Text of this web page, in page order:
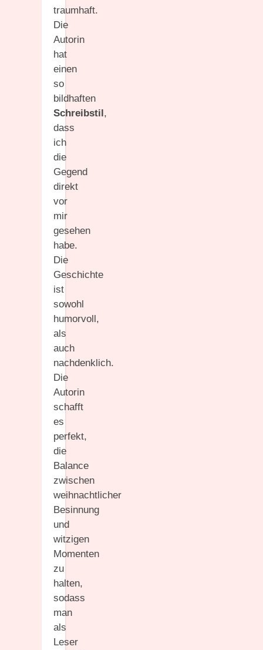
traumhaft.
Die
Autorin
hat
einen
so
bildhaften
Schreibstil,
dass
ich
die
Gegend
direkt
vor
mir
gesehen
habe.
Die
Geschichte
ist
sowohl
humorvoll,
als
auch
nachdenklich.
Die
Autorin
schafft
es
perfekt,
die
Balance
zwischen
weihnachtlicher
Besinnung
und
witzigen
Momenten
zu
halten,
sodass
man
als
Leser